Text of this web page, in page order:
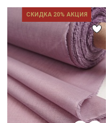
СКИДКА 20% АКЦИЯ